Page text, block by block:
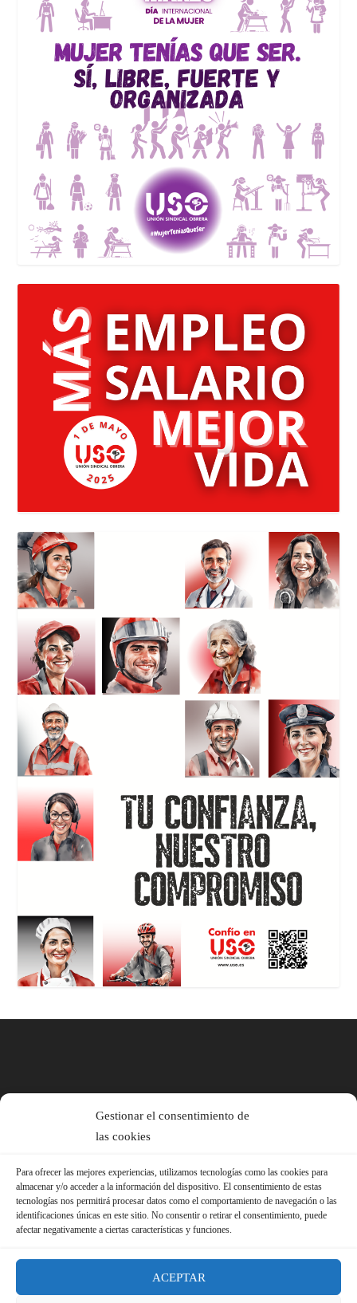
Gestionar el consentimiento de
las cookies
Para ofrecer las mejores experiencias, utilizamos tecnologías como las cookies para
almacenar y/o acceder a la información del dispositivo. El consentimiento de estas
tecnologías nos permitirá procesar datos como el comportamiento de navegación o las
identificaciones únicas en este sitio. No consentir o retirar el consentimiento, puede
afectar negativamente a ciertas características y funciones.
ACEPTAR